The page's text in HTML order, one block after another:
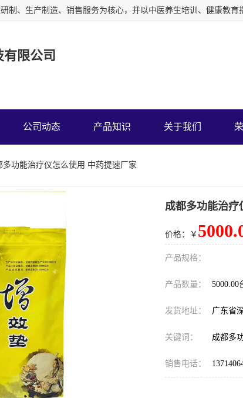
限公司
公司动态 产品知识 关于我们
多功能治疗仪怎么使用 中药提速厂家
成都多功能治疗
价格：￥
产品规格：
产品数量： 5000.00
发货地址： 广东省
关键词： 成都多
销售电话：